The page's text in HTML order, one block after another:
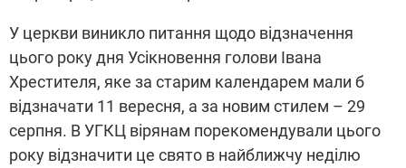
У церкви виникло питання щодо відзначення
цього року дня Усікновення голови Івана
Хрестителя, яке за старим календарем мали б
відзначати 11 вересня, а за новим стилем – 29
серпня. В УГКЦ вірянам порекомендували цього
року відзначити це свято в найближчу неділю